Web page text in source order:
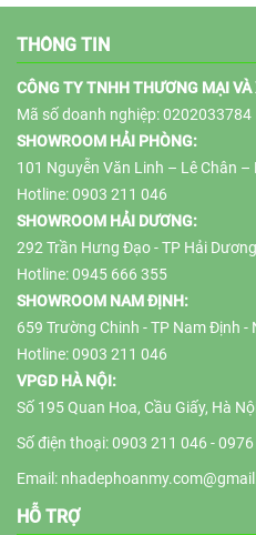
THÔNG TIN
CÔNG TY TNHH THƯƠNG MẠI
Mã số doanh nghiệp: 0202033784
SHOWROOM HẢI PHÒNG:
101 Nguyễn Văn Linh – Lê Chân –
Hotline: 0903 211 046
SHOWROOM HẢI DƯƠNG:
292 Trần Hưng Đạo - TP Hải
Hotline: 0945 666 355
SHOWROOM NAM ĐỊNH:
659 Trường Chinh - TP Nam Định -
Hotline: 0903 211 046
VPGD HÀ NỘI:
Số 195 Quan Hoa, Cầu Giấy, Hà
Số điện thoại: 0903 211 046 -
Email:
HỖ TRỢ